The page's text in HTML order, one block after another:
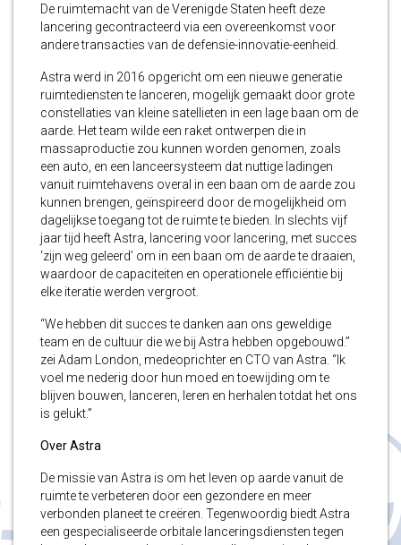
De ruimtemacht van de Verenigde Staten heeft deze
lancering gecontracteerd via een overeenkomst voor
andere transacties van de defensie-innovatie-eenheid.
Astra werd in 2016 opgericht om een nieuwe generatie
ruimtediensten te lanceren, mogelijk gemaakt door grote
constellaties van kleine satellieten in een lage baan om de
aarde. Het team wilde een raket ontwerpen die in
massaproductie zou kunnen worden genomen, zoals
een auto, en een lanceersysteem dat nuttige ladingen
vanuit ruimtehavens overal in een baan om de aarde zou
kunnen brengen, geïnspireerd door de mogelijkheid om
dagelijkse toegang tot de ruimte te bieden. In slechts vijf
jaar tijd heeft Astra, lancering voor lancering, met succes
‘zijn weg geleerd’ om in een baan om de aarde te draaien,
waardoor de capaciteiten en operationele efficiëntie bij
elke iteratie werden vergroot.
“We hebben dit succes te danken aan ons geweldige
team en de cultuur die we bij Astra hebben opgebouwd.”
zei Adam London, medeoprichter en CTO van Astra. “Ik
voel me nederig door hun moed en toewijding om te
blijven bouwen, lanceren, leren en herhalen totdat het ons
is gelukt.”
Over Astra
De missie van Astra is om het leven op aarde vanuit de
ruimte te verbeteren door een gezondere en meer
verbonden planeet te creëren. Tegenwoordig biedt Astra
een gespecialiseerde orbitale lanceringsdiensten tegen